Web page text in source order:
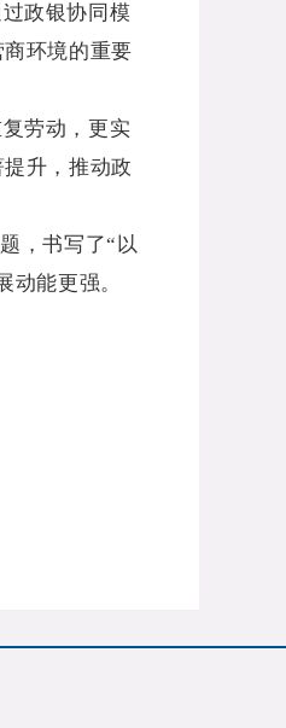
政银协同模
环境的重要
劳动，更实
升，推动政
，书写了“以
能更强。